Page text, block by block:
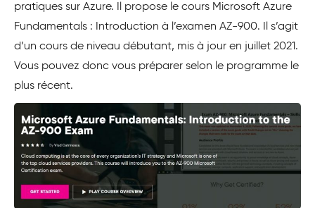
pratiques sur Azure. Il propose le cours Microsoft Azure
Fundamentals : Introduction à l’examen AZ-900. Il s’agit
d’un cours de niveau débutant, mis à jour en juillet 2021.
Vous pouvez donc vous préparer selon le programme le
plus récent.